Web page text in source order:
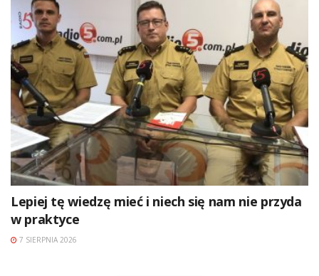
Lepiej tę wiedzę mieć i niech się nam nie przyda
w praktyce
7 SIERPNIA 2026